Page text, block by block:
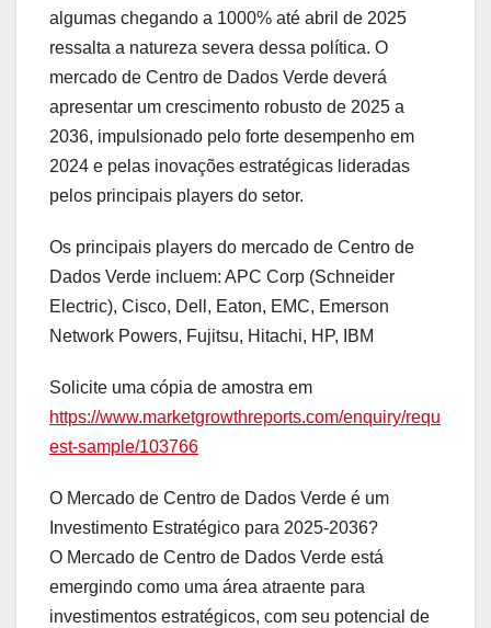
algumas chegando a 1000% até abril de 2025 
ressalta a natureza severa dessa política. O
mercado de Centro de Dados Verde deverá
apresentar um crescimento robusto de 2025 a
2036, impulsionado pelo forte desempenho em
2024 e pelas inovações estratégicas lideradas
pelos principais players do setor.
Os principais players do mercado de Centro de
Dados Verde incluem: APC Corp (Schneider
Electric), Cisco, Dell, Eaton, EMC, Emerson
Network Powers, Fujitsu, Hitachi, HP, IBM
Solicite uma cópia de amostra em
https://www.marketgrowthreports.com/enquiry/requ
est-sample/103766
O Mercado de Centro de Dados Verde é um
Investimento Estratégico para 2025-2036?
O Mercado de Centro de Dados Verde está
emergindo como uma área atraente para
investimentos estratégicos, com seu potencial de